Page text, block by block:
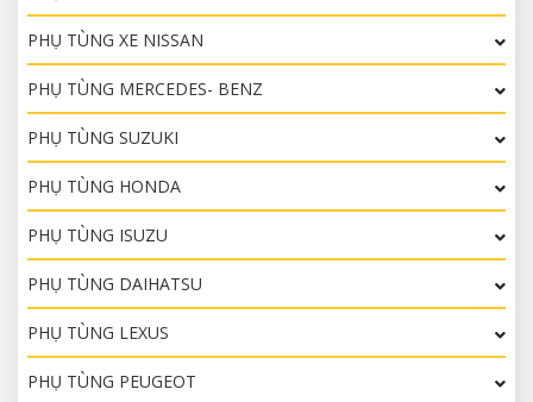
PHỤ TÙNG XE NISSAN
PHỤ TÙNG MERCEDES- BENZ
PHỤ TÙNG SUZUKI
PHỤ TÙNG HONDA
PHỤ TÙNG ISUZU
PHỤ TÙNG DAIHATSU
PHỤ TÙNG LEXUS
PHỤ TÙNG PEUGEOT